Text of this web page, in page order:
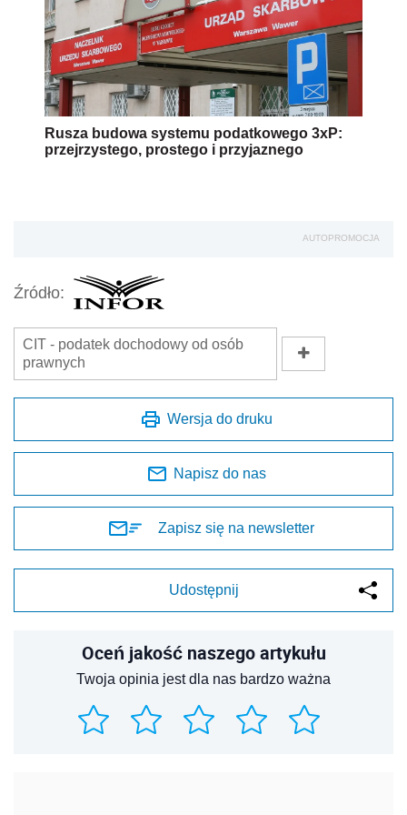
Rusza budowa systemu podatkowego 3xP:
przejrzystego, prostego i przyjaznego
AUTOPROMOCJA
Źródło:
CIT - podatek dochodowy od osób
prawnych
Wersja do druku
Napisz do nas
Zapisz się na newsletter
Udostępnij
Oceń jakość naszego artykułu
Twoja opinia jest dla nas bardzo ważna